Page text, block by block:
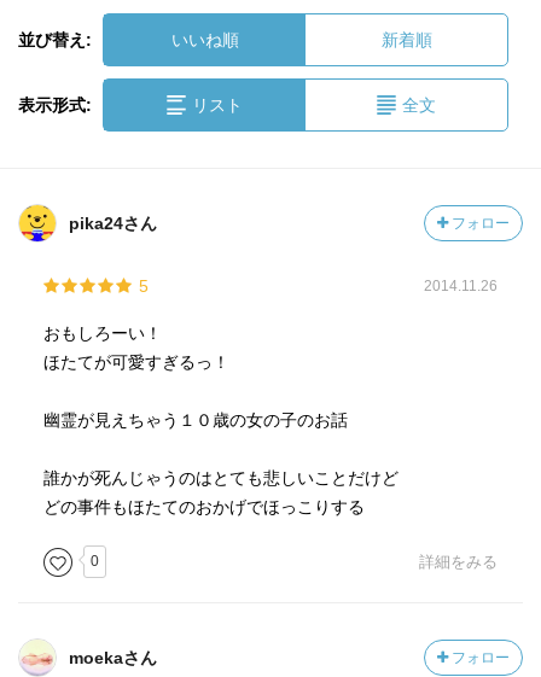
並び替え: いいね順 新着順
表示形式: リスト 全文
pika24さん フォロー
5 2014.11.26
おもしろーい！
ほたてが可愛すぎるっ！
幽霊が見えちゃう１０歳の女の子のお話
誰かが死んじゃうのはとても悲しいことだけど
どの事件もほたてのおかげでほっこりする
0 詳細をみる
moekaさん フォロー